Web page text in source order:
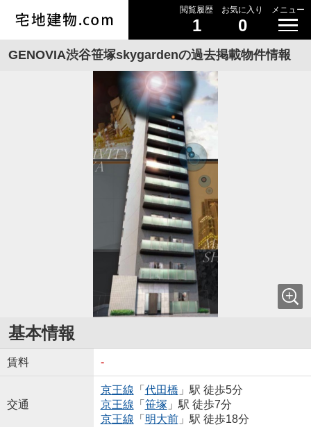
閲覧履歴
1
お気に入り
0
メニュー
GENOVIA渋谷笹塚skygardenの過去掲載物件情報
基本情報
賃料 -
交通
京王線 「 代田橋 」駅 徒歩5分
京王線 「 笹塚 」駅 徒歩7分
京王線 「 明大前」駅 徒歩18分